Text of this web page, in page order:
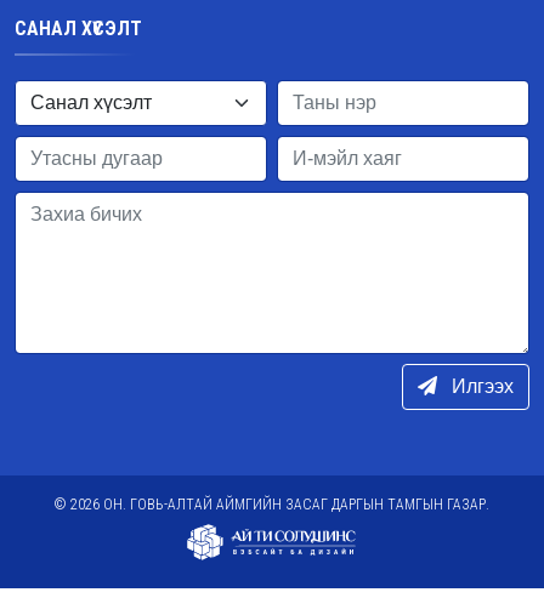
САНАЛ ХҮСЭЛТ
Илгээх
© 2026 ОН. ГОВЬ-АЛТАЙ АЙМГИЙН ЗАСАГ ДАРГЫН ТАМГЫН ГАЗАР.